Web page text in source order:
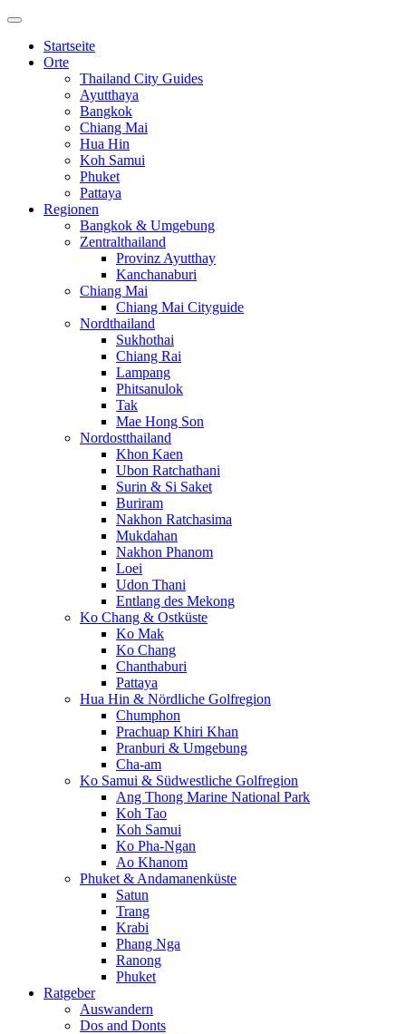
Startseite
Orte
Thailand City Guides
Ayutthaya
Bangkok
Chiang Mai
Hua Hin
Koh Samui
Phuket
Pattaya
Regionen
Bangkok & Umgebung
Zentralthailand
Provinz Ayutthay
Kanchanaburi
Chiang Mai
Chiang Mai Cityguide
Nordthailand
Sukhothai
Chiang Rai
Lampang
Phitsanulok
Tak
Mae Hong Son
Nordostthailand
Khon Kaen
Ubon Ratchathani
Surin & Si Saket
Buriram
Nakhon Ratchasima
Mukdahan
Nakhon Phanom
Loei
Udon Thani
Entlang des Mekong
Ko Chang & Ostküste
Ko Mak
Ko Chang
Chanthaburi
Pattaya
Hua Hin & Nördliche Golfregion
Chumphon
Prachuap Khiri Khan
Pranburi & Umgebung
Cha-am
Ko Samui & Südwestliche Golfregion
Ang Thong Marine National Park
Koh Tao
Koh Samui
Ko Pha-Ngan
Ao Khanom
Phuket & Andamanenküste
Satun
Trang
Krabi
Phang Nga
Ranong
Phuket
Ratgeber
Auswandern
Dos and Donts